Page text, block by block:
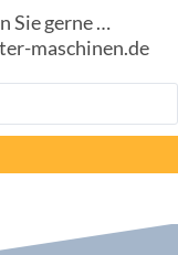
Sie gerne …
maschinen.de